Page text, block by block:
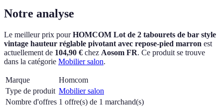
Notre analyse
Le meilleur prix pourHOMCOM Lot de 2 tabourets de bar style
vintage hauteur réglable pivotant avec repose-pied marron est
actuellement de 104,90 € chez Aosom FR. Ce produit se trouve
dans la catégorie Mobilier salon.
Marque
Homcom
Type de produit Mobilier salon
Nombre d'offres 1 offre(s) de 1 marchand(s)